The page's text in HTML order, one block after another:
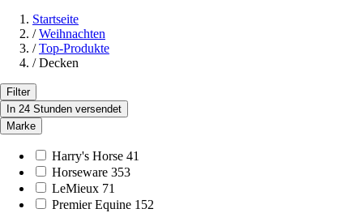
Startseite
/ Weihnachten
/ Top-Produkte
/ Decken
Filter
In 24 Stunden versendet
Marke
Harry's Horse 41
Horseware 353
LeMieux 71
Premier Equine 152